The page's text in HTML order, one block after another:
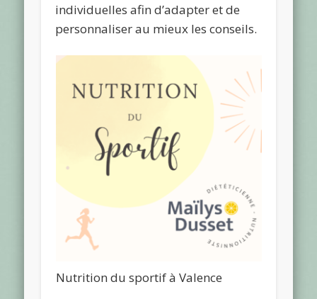
individuelles afin d’adapter et de
personnaliser au mieux les conseils.
Nutrition du sportif à Valence